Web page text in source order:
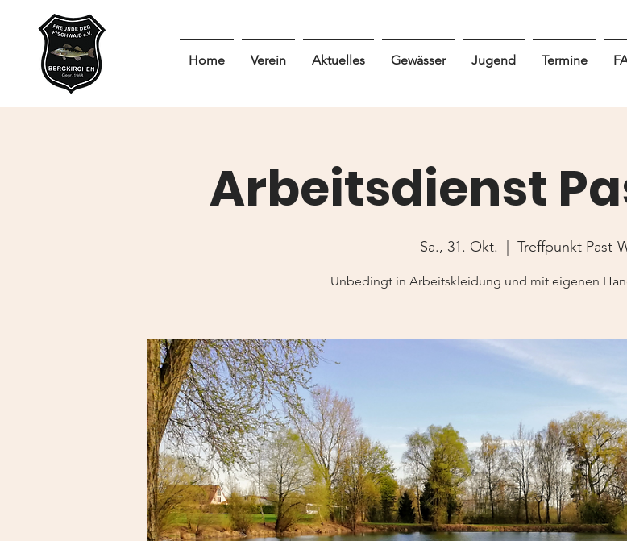
Home Verein Aktuelles Gewässer Jugend Termine
Arbeitsdienst
Sa., 31. Okt. Treffpunkt Past-
Unbedingt in Arbeitskleidung und mit eigenen